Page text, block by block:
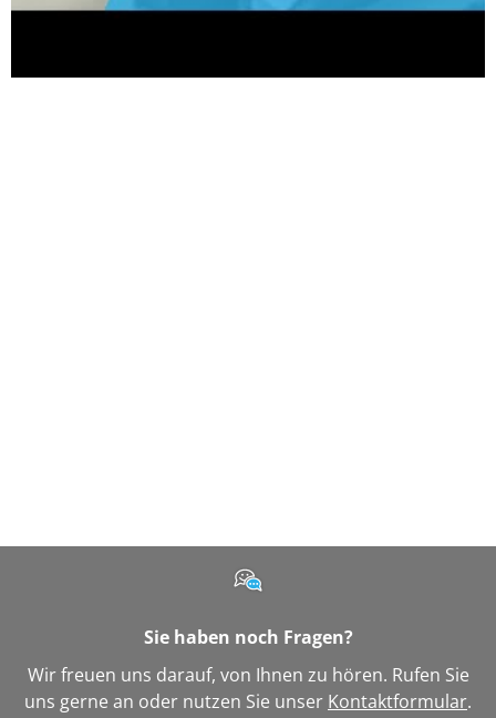
Sie haben noch Fragen?
Wir freuen uns darauf, von Ihnen zu hören. Rufen Sie
uns gerne an oder nutzen Sie unser Kontaktformular.